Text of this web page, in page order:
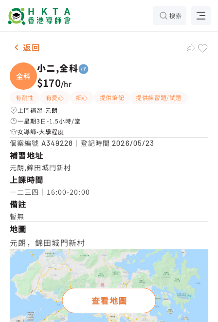
搜索
男-1名 小二,全科，元朗 補習推介
返回
全科
小二,全科
$170/hr
有耐性 有愛心 細心 提供筆記
提供練習題/試題
上門補習-元朗
一星期3日-1.5小時/堂
女導師-大學程度
個案編號 A349228 ｜登記時間2026/05/23
補習地址
元朗,錦田城門新村
上課時間
一二三四｜16:00-20:00
備註
暫無
地圖
元朗，錦田城門新村
查看地圖